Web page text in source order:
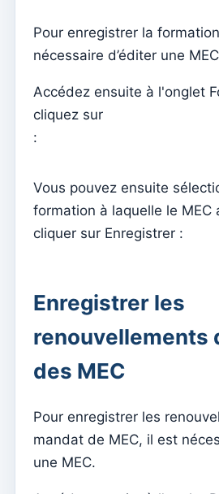
Comment accepter les dons en
Envoyer des messages et les lire
Kyrios
Comment associer des feuilles
groupes
Consulter les inscriptions à la
Envoi d'une nouvelle newsletter
Mises en page de la newsletter
Gestão documental
Admin
Attribuer l'accès à un catéchiste
Pour enregistrer la
nécessaire d’éditer une
Accédez ensuite à l'onglet
cliquez sur
:
Vous pouvez ensuite
formation à laquelle le MEC
cliquer sur Enregistrer :
Enregistrer les
renouvellements
des MEC
Pour enregistrer les
mandat de MEC, il est
une MEC.